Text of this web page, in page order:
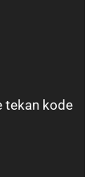
tekan kode